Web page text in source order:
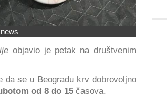
objavio je petak na društvenim
da se u Beogradu krv dobrovoljno
od 8 do 15 časova.